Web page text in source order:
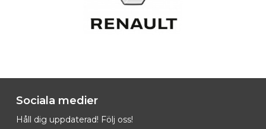
Sociala medier
Håll dig uppdaterad! Följ oss!